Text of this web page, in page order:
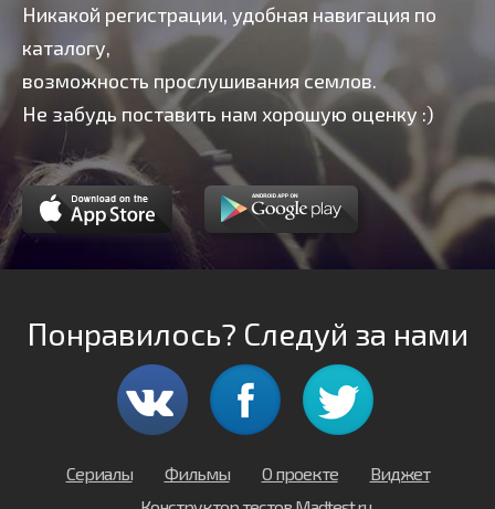
Никакой регистрации, удобная навигация по
каталогу,
возможность прослушивания семлов.
Не забудь поставить нам хорошую оценку :)
Понравилось? Следуй за нами
Сериалы Фильмы О проекте
Виджет